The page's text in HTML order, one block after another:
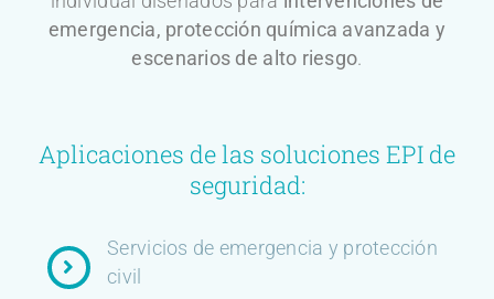
emergencia, protección química avanzada y
escenarios de alto riesgo.
Aplicaciones de las soluciones EPI de
seguridad​:
Servicios de emergencia y protección
civil